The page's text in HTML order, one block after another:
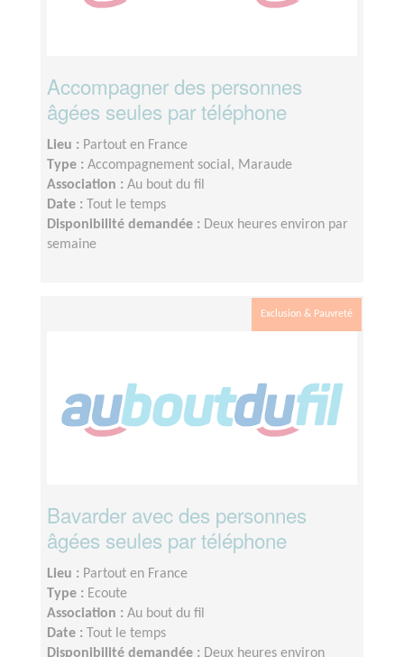
Accompagner des personnes
âgées seules par téléphone
Lieu : Partout en France
Type : Accompagnement social, Maraude
Association : Au bout du fil
Date :
Tout le temps
Disponibilité demandée : Deux heures environ par
semaine
Exclusion & Pauvreté
Bavarder avec des personnes
âgées seules par téléphone
Lieu : Partout en France
Type : Ecoute
Association : Au bout du fil
Date :
Tout le temps
Disponibilité demandée : Deux heures environ